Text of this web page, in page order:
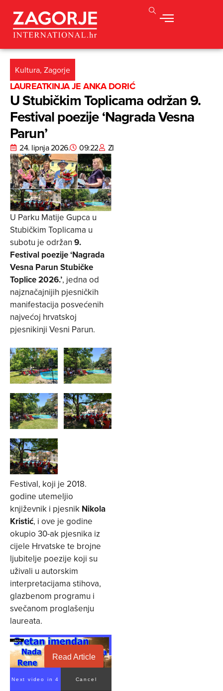
Kultura, Zagorje
LAUREATKINJA JE ANKA DORIĆ
U Stubičkim Toplicama održan 9.
Festival poezije ‘Nagrada Vesna
Parun’
24. lipnja 2026. 09:22 ZI
U Parku Matije Gupca u
Stubičkim Toplicama u
subotu je održan 9.
Festival poezije ‘Nagrada
Vesna Parun Stubičke
Toplice 2026.’, jedna od
najznačajnijih pjesničkih
manifestacija posvećenih
najvećoj hrvatskoj
pjesnikinji Vesni Parun.
Festival, koji je 2018.
godine utemeljio
književnik i pjesnik Nikola
Kristić, i ove je godine
okupio 30-ak pjesnika iz
cijele Hrvatske te brojne
ljubitelje poezije koji su
uživali u autorskim
interpretacijama stihova,
glazbenom programu i
svečanom proglašenju
laureata.
Read Article
Next video in 3 Cancel